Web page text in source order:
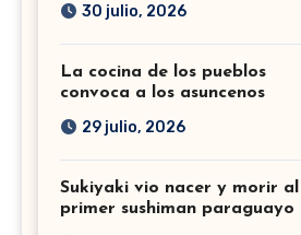
30 julio, 2026
La cocina de los pueblos
convoca a los asuncenos
29 julio, 2026
Sukiyaki vio nacer y morir al
primer sushiman paraguayo